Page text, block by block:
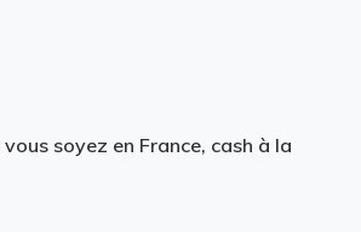
soyez en France, cash à la